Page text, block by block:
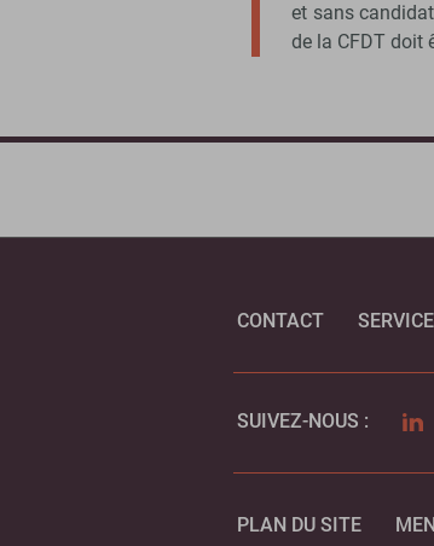
et sans
de la CFDT doit
CONTACT
SUIVEZ-NOUS :
PLAN DU SITE